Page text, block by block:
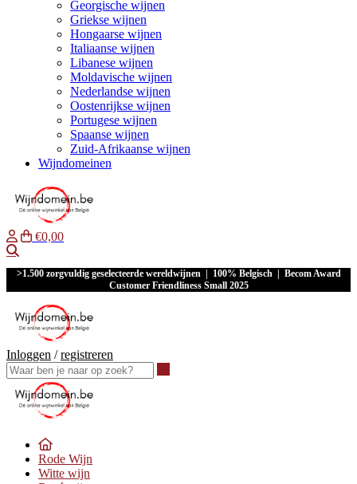
Georgische wijnen
Griekse wijnen
Hongaarse wijnen
Italiaanse wijnen
Libanese wijnen
Moldavische wijnen
Nederlandse wijnen
Oostenrijkse wijnen
Portugese wijnen
Spaanse wijnen
Zuid-Afrikaanse wijnen
Wijndomeinen
€0,00
>1.500 zorgvuldig geselecteerde wereldwijnen | 100% Belgisch | Becom Award
Customer Friendliness Small 2025
Inloggen /registreren
Rode Wijn
Witte wijn